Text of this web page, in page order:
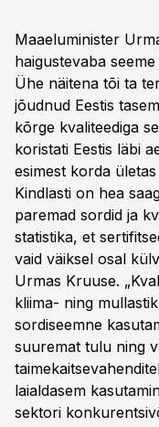
Maaeluminister
haigustevaba
Ühe näitena tõi ta
jõudnud Eestis
kõrge kvaliteediga
koristati Eestis läbi
esimest korda
Kindlasti on hea
paremad sordid ja
statistika, et
vaid väiksel osal
Urmas Kruuse.
kliima- ning
sordiseemne
suuremat tulu ning
laialdasem
sektori